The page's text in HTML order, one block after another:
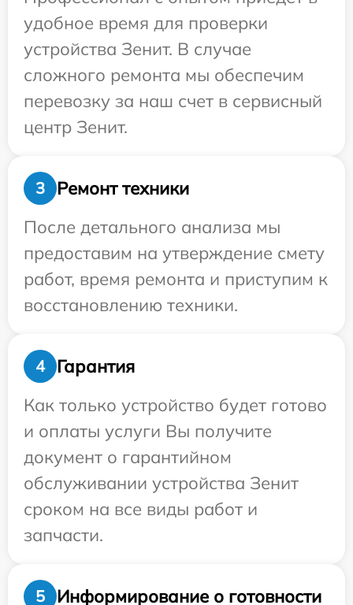
удобное время для проверки
устройства Зенит. В случае
сложного ремонта мы обеспечим
перевозку за наш счет в сервисный
центр Зенит.
3
Ремонт техники
После детального анализа мы
предоставим на утверждение смету
работ, время ремонта и приступим к
восстановлению техники.
4
Гарантия
Как только устройство будет готово
и оплаты услуги Вы получите
документ о гарантийном
обслуживании устройства Зенит
сроком на все виды работ и
запчасти.
5
Информирование о готовности